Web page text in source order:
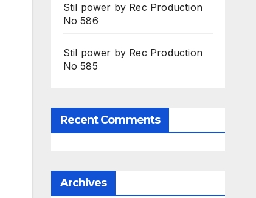
Stil power by Rec Production
No 586
Stil power by Rec Production
No 585
Recent Comments
Archives